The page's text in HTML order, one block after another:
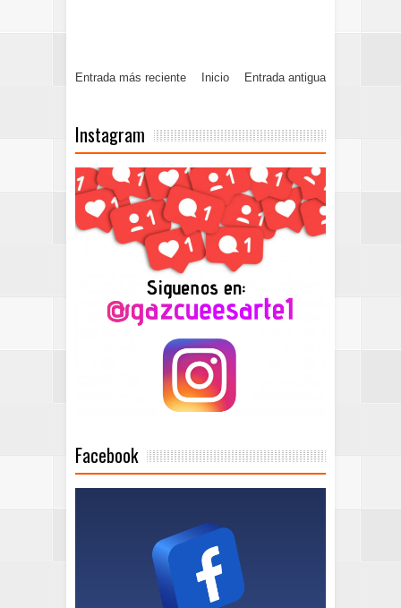
Entrada más reciente Entrada antigua
Inicio
Instagram
Facebook